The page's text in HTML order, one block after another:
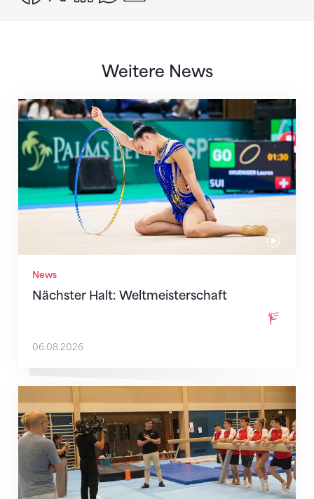
Weitere News
News
Nächster Halt: Weltmeisterschaft
Nächster Halt: Weltmeisterschaft
06.08.2026
Mit klaren Zielen nach Zagreb